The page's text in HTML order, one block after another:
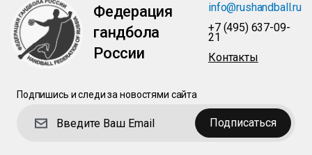
Федерация
гандбола
России
info@rushandball.ru
+7 (495) 637-09-
21
Контакты
Подпишись и следи за новостями сайта
Подписаться